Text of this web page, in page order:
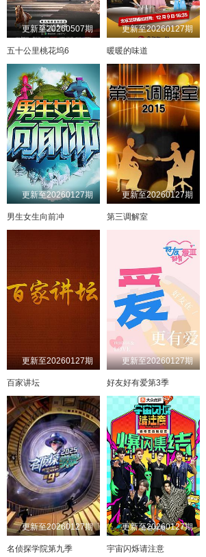
更新至20260507期
五十公里桃花坞6
更新至20260127期
暖暖的味道
更新至20260127期
男生女生向前冲
更新至20260127期
第三调解室
更新至20260127期
百家讲坛
更新至20260127期
好友好有爱第3季
更新至20260127期
名侦探学院第九季
更新至20260127期
宇宙闪烁请注意